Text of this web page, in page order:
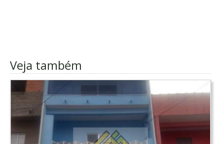
Veja também